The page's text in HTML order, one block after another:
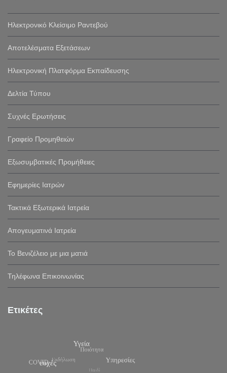
Ηλεκτρονικό Κλείσιμο Ραντεβού
Αποτελέσματα Εξετάσεων
Ηλεκτρονική Πλατφόρμα Εκπαίδευσης
Δελτία Τύπου
Συχνές Ερωτήσεις
Γραφείο Προμηθειών
Εξωσυμβατικές Προμήθειες
Εφημερίες Ιατρών
Τακτικά Εξωτερικά Ιατρεία
Απογευματινά Ιατρεία
Το Βενιζέλειο με μια ματιά
Τηλέφωνα Επικοινωνίας
Ετικέτες